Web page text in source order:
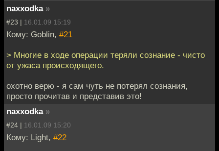
naxxodka »
#23 | 16.01.09 15:19
Кому: Goblin, #21
> Многие в ходе операции теряли сознание - чисто
от ужаса происходящего.
охотно верю - я сам чуть не потерял сознания,
просто прочитав и представив это!
naxxodka »
#24 | 16.01.09 15:20
Кому: Light, #22